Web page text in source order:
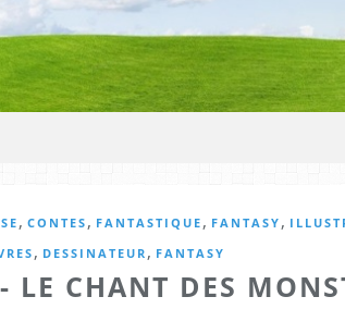
, CONTES , FANTASTIQUE , FANTASY ,
, DESSINATEUR , FANTASY
LE CHANT DES